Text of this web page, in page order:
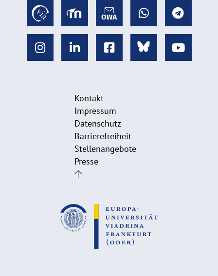
Kontakt
Impressum
Datenschutz
Barrierefreiheit
Stellenangebote
Presse